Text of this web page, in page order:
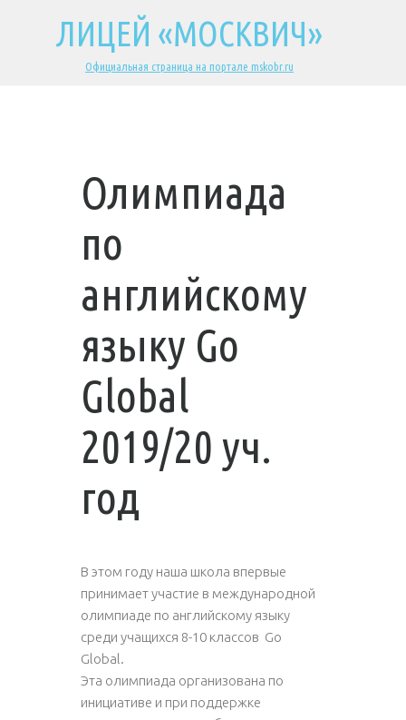
ЛИЦЕЙ «МОСКВИЧ»
Официальная страница на портале mskobr.ru
Олимпиада
по
английскому
языку Go
Global
2019/20 уч.
год
В этом году наша школа впервые
принимает участие в международной
олимпиаде по английскому языку
среди учащихся 8-10 классов Go
Global.
Эта олимпиада организована по
инициативе и при поддержке